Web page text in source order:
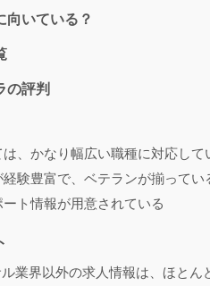
向いている？
の評判
、かなり幅広い職種に対応して
験豊富で、ベテランが揃ってい
ト情報が用意されている
業界以外の求人情報は、ほとん